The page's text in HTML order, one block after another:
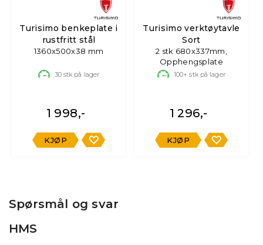
Turisimo benkeplate i
rustfritt stål
1360x500x38 mm
30stk på lager
1 998,-
KJØP
Turisimo verktøytavle
Sort
2 stk 680x337mm,
Opphengsplate
100+ stk på lager
1 296,-
KJØP
Spørsmål og svar
HMS